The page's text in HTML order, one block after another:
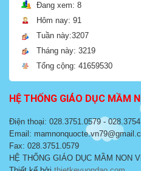
Đang xem: 8
Hôm nay: 91
Tuần này:3207
Tháng này: 3219
Tổng cộng: 41659530
HỆ THỐNG GIÁO DỤC MẦM
Điện thoại: 028.3751.0579 -
Email:
Fax: 028.3751.0579
HỆ THỐNG GIÁO DỤC MẦM NON